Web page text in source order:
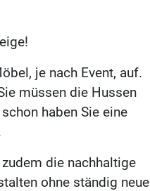
je nach Event, auf.
müssen die Hussen
haben Sie eine
die nachhaltige
ohne ständig neue